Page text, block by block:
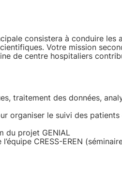
consistera à conduire
Votre mission
de centre hospitaliers
traitement des données,
organiser le suivi des
du projet GENIAL
CRESS-EREN